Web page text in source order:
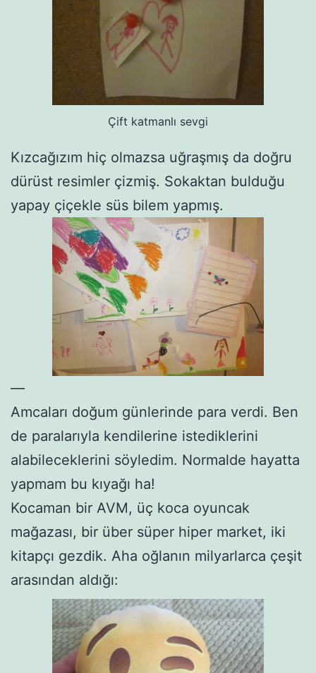
Çift katmanlı sevgi
Kızcağızım hiç olmazsa uğraşmış da doğru
dürüst resimler çizmiş. Sokaktan bulduğu
yapay çiçekle süs bilem yapmış.
—
Amcaları doğum günlerinde para verdi. Ben
de paralarıyla kendilerine istediklerini
alabileceklerini söyledim. Normalde hayatta
yapmam bu kıyağı ha!
Kocaman bir AVM, üç koca oyuncak
mağazası, bir über süper hiper market, iki
kitapçı gezdik. Aha oğlanın milyarlarca çeşit
arasından aldığı: